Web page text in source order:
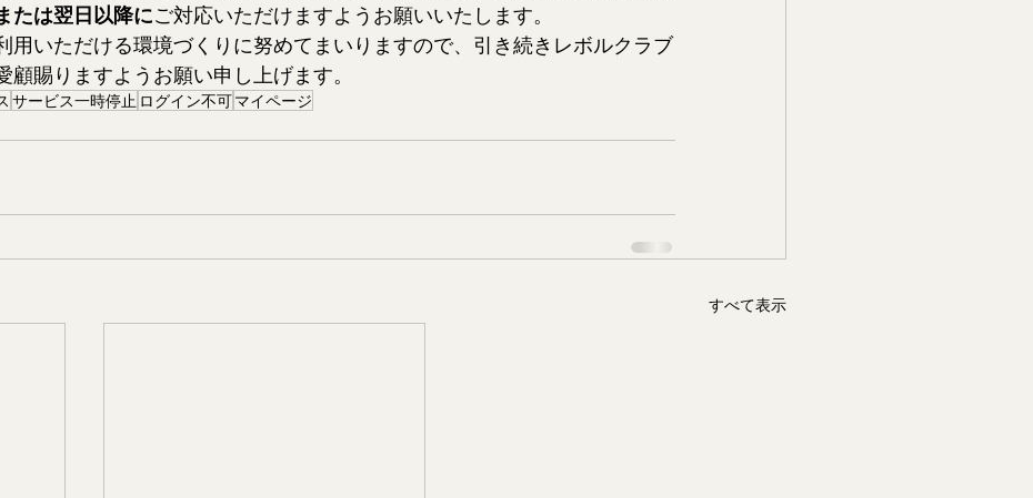
たは翌日以降にご対応いただけますようお願いいたします。
用いただける環境づくりに努めてまいりますので、引き続きレボルクラブ
顧賜りますようお願い申し上げます。
サービス一時停止 ログイン不可マイページ
すべて表示